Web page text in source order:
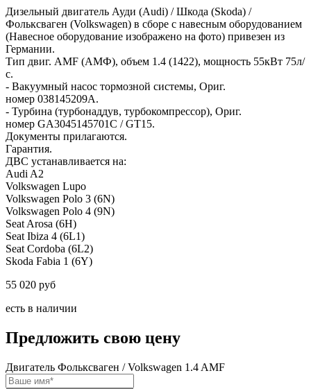
Дизельный двигатель Ауди (Audi) / Шкода (Skoda) /
Фольксваген (Volkswagen) в сборе с навесным оборудованием
(Навесное оборудование изображено на фото) привезен из
Германии.
Тип двиг. AMF (АМФ), объем 1.4 (1422), мощность 55кВт 75л/
с.
- Вакуумный насос тормозной системы, Ориг.
номер 038145209A.
- Турбина (турбонаддув, турбокомпрессор), Ориг.
номер GA3045145701C / GT15.
Документы прилагаются.
Гарантия.
ДВС устанавливается на:
Audi A2
Volkswagen Lupo
Volkswagen Polo 3 (6N)
Volkswagen Polo 4 (9N)
Seat Arosa (6H)
Seat Ibiza 4 (6L1)
Seat Cordoba (6L2)
Skoda Fabia 1 (6Y)
55 020 руб
есть в наличии
Предложить свою цену
Двигатель Фольксваген / Volkswagen 1.4 AMF